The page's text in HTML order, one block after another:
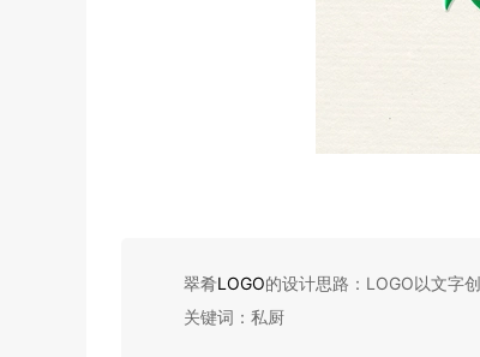
翠肴LOGO的设计思路：LOGO以文字
关键词：私厨